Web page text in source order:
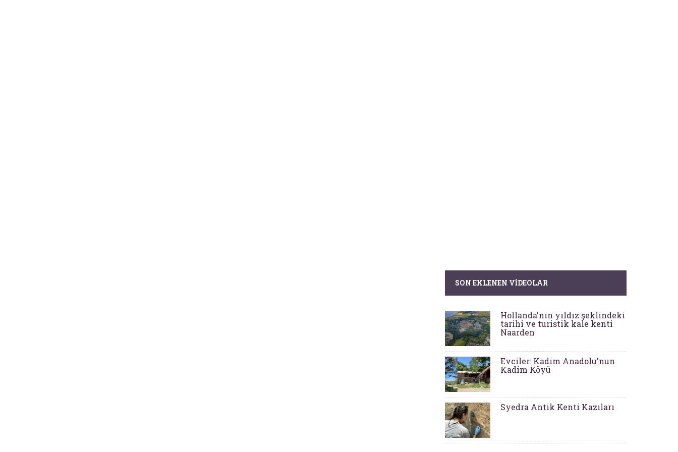
SON EKLENEN VIDEOLAR
Hollanda'nın yıldız şeklindeki
tarihi ve turistik kale kenti
Naarden
Evciler: Kadim Anadolu'nun
Kadim Köyü
Syedra Antik Kenti Kazıları